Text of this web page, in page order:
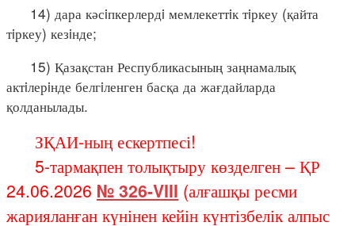
14) дара кәсiпкерлердi мемлекеттiк тiркеу (қайта
тiркеу) кезiнде;
15) Қазақстан Республикасының заңнамалық
актiлерiнде белгiленген басқа да жағдайларда
қолданылады.
ЗҚАИ-ның ескертпесі!
5-тармақпен толықтыру көзделген – ҚР
24.06.2026 № 326-VIII (алғашқы ресми
жарияланған күнінен кейін күнтізбелік алпыс